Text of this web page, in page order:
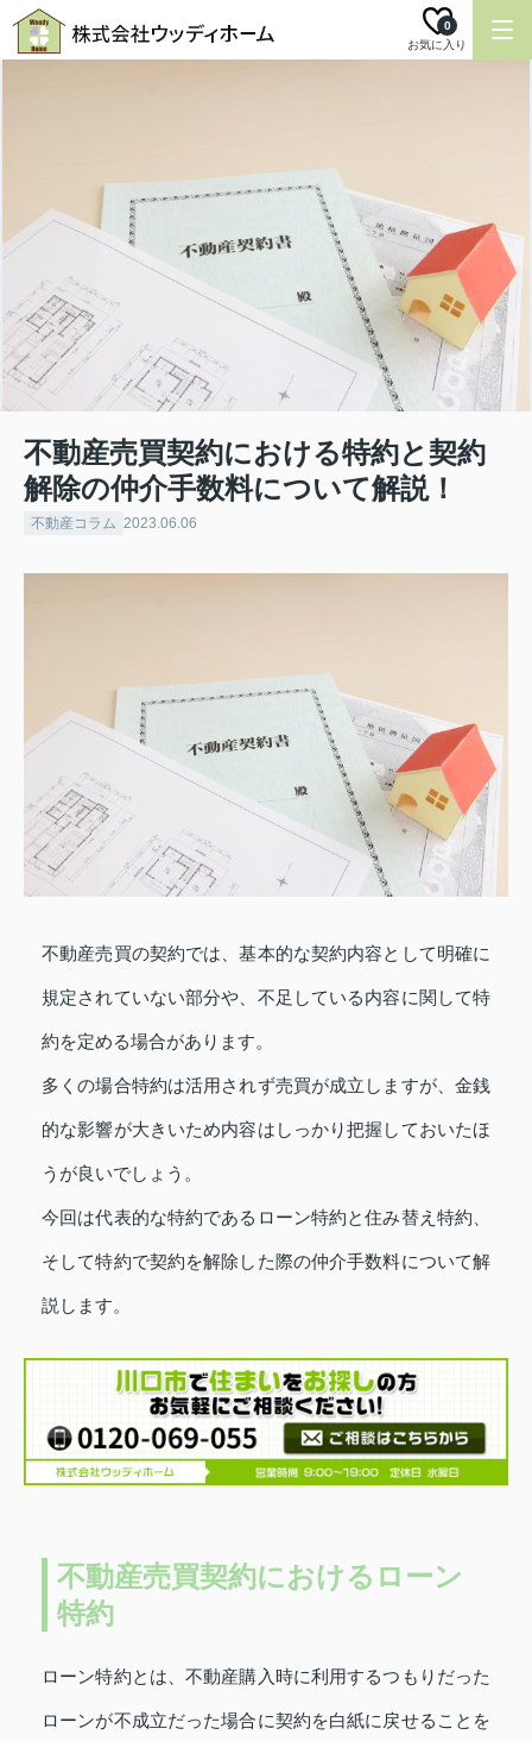
お気に入り
0
不動産売買契約における特約と契約
解除の仲介手数料について解説！
不動産コラム 2023.06.06
不動産売買の契約では、基本的な契約内容として明確に
規定されていない部分や、不足している内容に関して特
約を定める場合があります。
多くの場合特約は活用されず売買が成立しますが、金銭
的な影響が大きいため内容はしっかり把握しておいたほ
うが良いでしょう。
今回は代表的な特約であるローン特約と住み替え特約、
そして特約で契約を解除した際の仲介手数料について解
説します。
不動産売買契約におけるローン
特約
ローン特約とは、不動産購入時に利用するつもりだった
ローンが不成立だった場合に契約を白紙に戻せることを